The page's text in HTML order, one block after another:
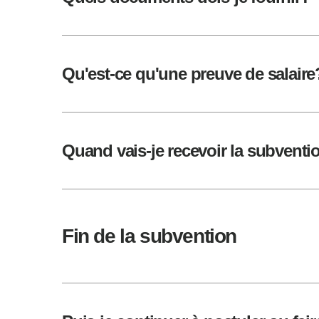
Qu'est-ce qu'une preuve de
Quand vais-je recevoir la
Fin de la subvention